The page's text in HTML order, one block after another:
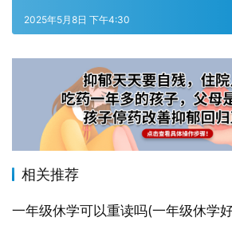
2025年5月8日 下午4:30
相关推荐
一年级休学可以重读吗(一年级休学